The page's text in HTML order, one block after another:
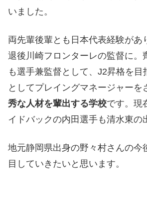
いました。
両先輩後輩とも日本代表経験があ
退後川崎フロンターレの監督に。
も選手兼監督として、J2昇格を目
としてプレイングマネージャーを
秀な人材を輩出する学校です。現
イドバックの内田選手も清水東の
地元静岡県出身の野々村さんの今
目していきたいと思います。